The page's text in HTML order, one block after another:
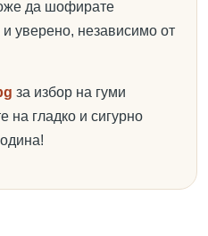
да шофирате
уверено, независимо от
за избор на гуми
на гладко и сигурно